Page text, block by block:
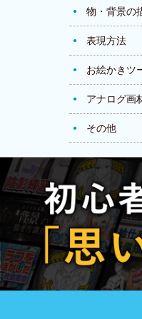
物・背景の
表現方法
お絵かきツ
アナログ画
その他